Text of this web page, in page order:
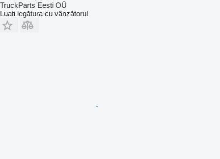
TruckParts Eesti OÜ
Luați legătura cu vânzătorul